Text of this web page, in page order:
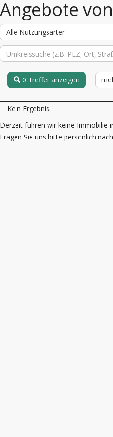
Angebote
Alle Nutzungsarten
0 Treffer anzeigen
Kein Ergebnis.
Derzeit führen wir keine Immobilie
Fragen Sie uns bitte persönlich